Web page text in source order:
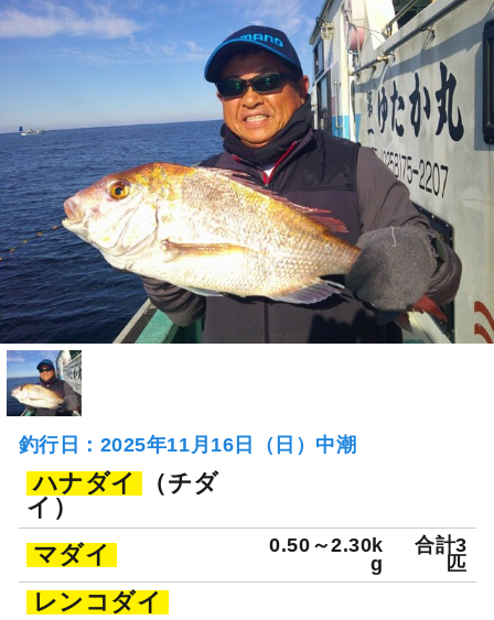
釣行日：2025年11月16日（日）中潮
ハナダイ
（チダ
イ）
マダイ
0.50～2.30k
g
合計3
匹
レンコダイ